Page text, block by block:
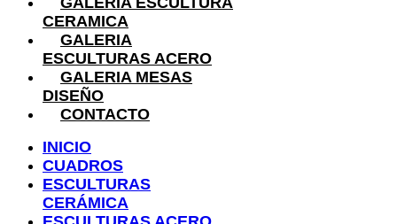
CERAMICA
GALERIA
ESCULTURAS ACERO
GALERIA MESAS
DISEÑO
CONTACTO
INICIO
CUADROS
ESCULTURAS
CERÁMICA